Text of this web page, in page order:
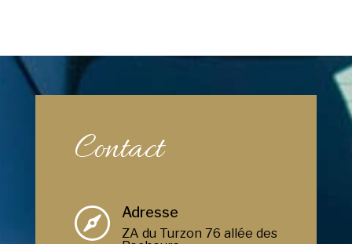
Contact
 Adresse
ZA du Turzon 76 allée des